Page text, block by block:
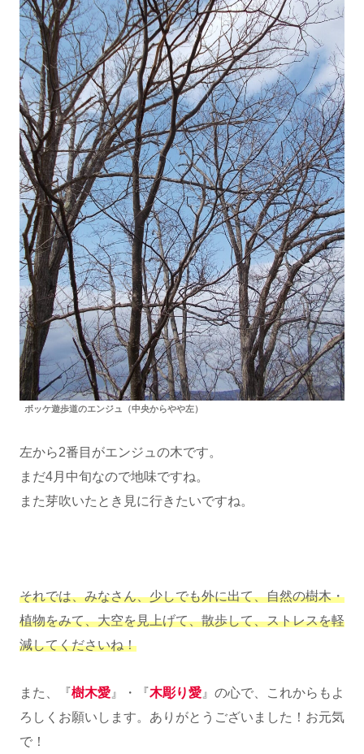
ボッケ遊歩道のエンジュ（中央からやや左）
左から2番目がエンジュの木です。
まだ4月中旬なので地味ですね。
また芽吹いたとき見に行きたいですね。
それでは、みなさん、少しでも外に出て、自然の樹木・
植物をみて、大空を見上げて、散歩して、ストレスを軽
減してくださいね！
また、『樹木愛 』・『木彫り愛 』の心で、これからもよ
ろしくお願いします。ありがとうございました！お元気
で！